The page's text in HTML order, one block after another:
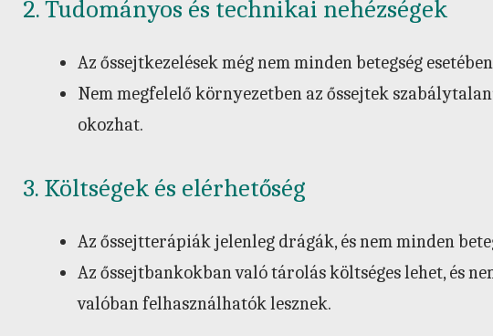
2. Tudományos és technikai nehézségek
Az őssejtkezelések még nem minden betegség
Nem megfelelő környezetben az őssejtek
okozhat.
3. Költségek és elérhetőség
Az őssejtterápiák jelenleg drágák, és nem minden
Az őssejtbankokban való tárolás költséges lehet, és
valóban felhasználhatók lesznek.